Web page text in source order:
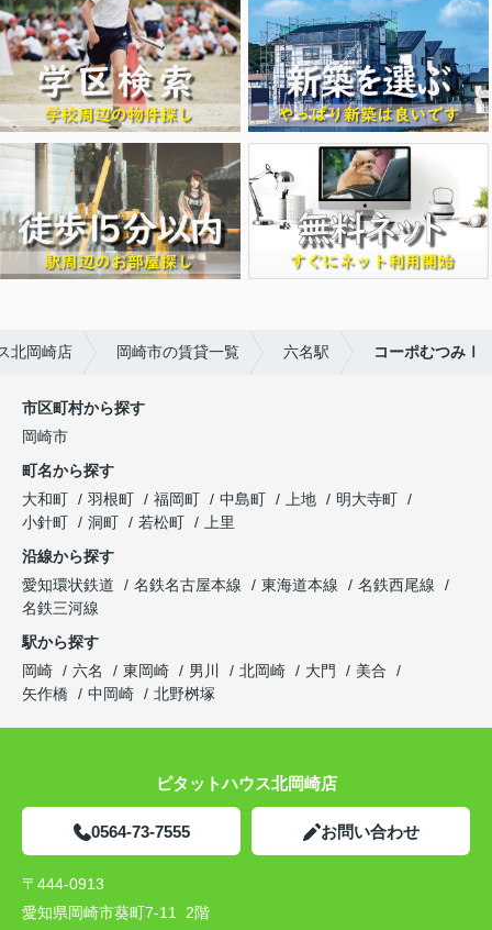
北岡崎店 岡崎市の賃貸一覧 六名駅 コーポむつみⅠ
市区町村から探す
岡崎市
町名から探す
大和町
羽根町 福岡町 中島町 上地
明大寺町
小針町
洞町 若松町
上里
沿線から探す
愛知環状鉄道
名鉄名古屋本線 東海道本線
名鉄西尾線
名鉄三河線
駅から探す
岡崎
六名 東岡崎 男川 北岡崎 大門
美合
矢作橋
中岡崎 北野桝塚
ピタットハウス北岡崎店
0564-73-7555 お問い合わせ
〒444-0913
愛知県岡崎市葵町7-11 2階